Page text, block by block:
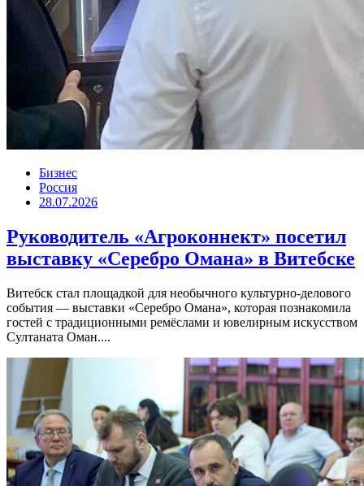
Бизнес
Россия
28.07.2026
Руководитель «Агроконнект» посетил
выставку «Серебро Омана» в Витебске
Витебск стал площадкой для необычного культурно-делового
события — выставки «Серебро Омана», которая познакомила
гостей с традиционными ремёслами и ювелирным искусством
Султаната Оман....